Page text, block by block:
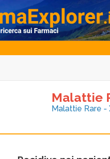
Malattie
Malattie Rare -